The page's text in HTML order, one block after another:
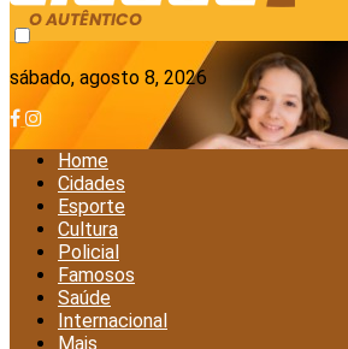
sábado, agosto 8, 2026
Home
Cidades
Esporte
Cultura
Policial
Famosos
Saúde
Internacional
Mais